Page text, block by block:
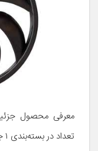
تعداد در بسته‌بندی ۱ جنس کالا پلاستیک